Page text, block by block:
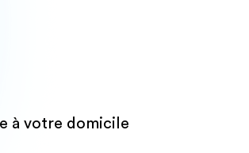
à votre domicile